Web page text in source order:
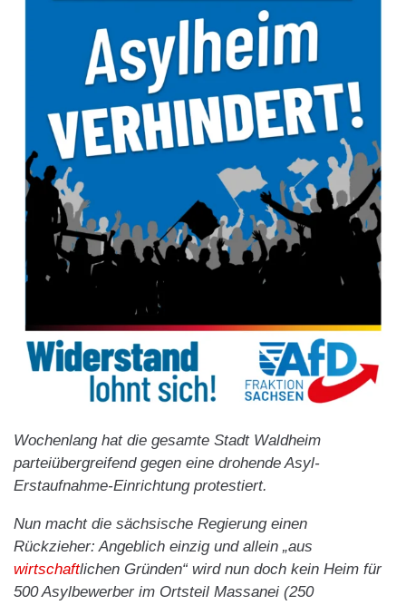
Wochenlang hat die gesamte Stadt Waldheim
parteiübergreifend gegen eine drohende Asyl-
Erstaufnahme-Einrichtung protestiert.
Nun macht die sächsische Regierung einen
Rückzieher: Angeblich einzig und allein „aus
wirtschaftlichen Gründen“ wird nun doch kein Heim für
500 Asylbewerber im Ortsteil Massanei (250